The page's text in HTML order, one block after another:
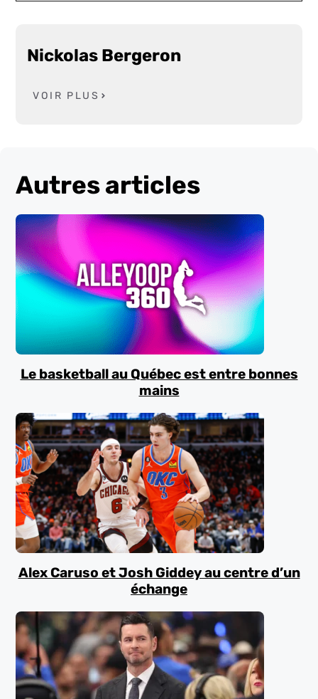
Nickolas Bergeron
VOIR PLUS
Autres articles
Le basketball au Québec est entre bonnes
mains
Alex Caruso et Josh Giddey au centre d’un
échange